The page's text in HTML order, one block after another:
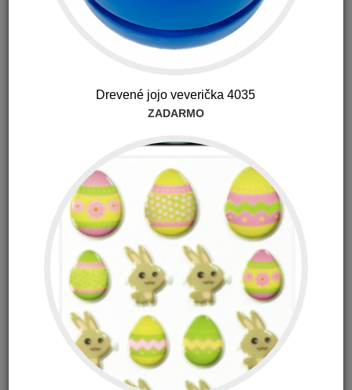
CBD Hrejivý balzam 26g
12.30 € s DPH
CBD - Melaform pre pokojný spánok 30 ml
Drevené jojo veverička 4035
ZADARMO